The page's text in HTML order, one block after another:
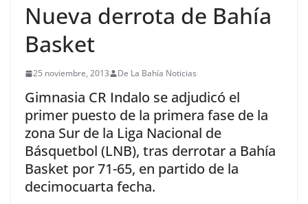
Nueva derrota de Bahía
Basket
25 noviembre, 2013 De La Bahía Noticias
Gimnasia CR Indalo se adjudicó el
primer puesto de la primera fase de la
zona Sur de la Liga Nacional de
Básquetbol (LNB), tras derrotar a Bahía
Basket por 71-65, en partido de la
decimocuarta fecha.